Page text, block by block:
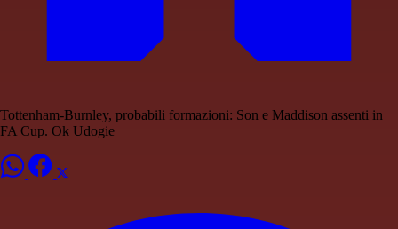
Tottenham-Burnley, probabili formazioni: Son e Maddison assenti in
FA Cup. Ok Udogie